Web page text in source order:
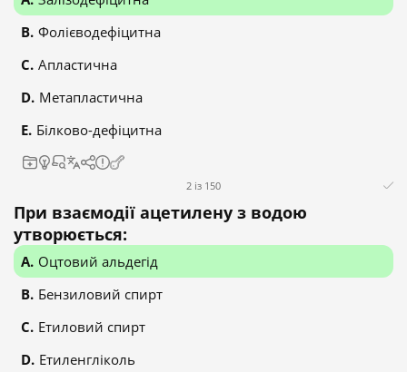
Фолієводефіцитна
Апластична
Метапластична
Білково-дефіцитна
2 із 150
При взаємодії ацетилену з водою
утворюється:
Оцтовий альдегід
Бензиловий спирт
Етиловий спирт
Етиленгліколь